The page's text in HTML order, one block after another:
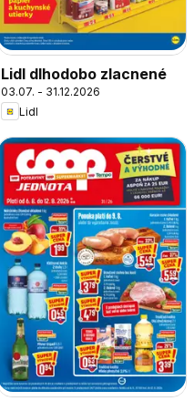
Lidl dlhodobo zlacnené
03.07. - 31.12.2026
Lidl